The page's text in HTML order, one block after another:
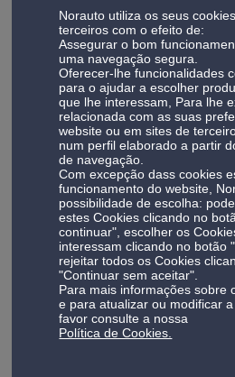
Algueirão-Mem Martins, Rio de
Cacém.
Na Norauto Sintra encontra uma
serviços de manutenção e
operações rápidas como
intervenções mais técnicas,
segurança e no desempenho do
A nossa oficina auto Sintra
imprevistas — como baterias
manutenção periódica
Privilegiamos a transparência em
serviço: explicações claras,
tempos de execução adaptados a
soluções rápidas e eficazes.
Norauto utiliza os seus
terceiros com o efeito de:
Assegurar o bom
uma navegação segura.
Oferecer-lhe funcionalidades
para o ajudar a escolher
que lhe interessam, Para lhe
relacionada com as suas
website ou em sites de
num perfil elaborado a partir
de navegação.
Com excepção dass cookies
funcionamento do website,
possibilidade de escolha:
estes Cookies clicando no
continuar", escolher os
interessam clicando no botão
rejeitar todos os Cookies
"Continuar sem aceitar".
Para mais informações sobre
e para atualizar ou modificar
favor consulte a nossa
Política de Cookies.